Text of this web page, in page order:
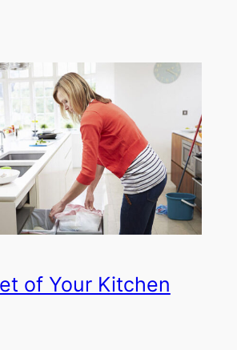
of Your Kitchen